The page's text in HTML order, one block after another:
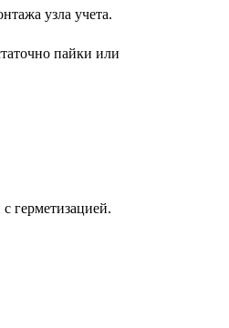
узла учета.
пайки или
герметизацией.